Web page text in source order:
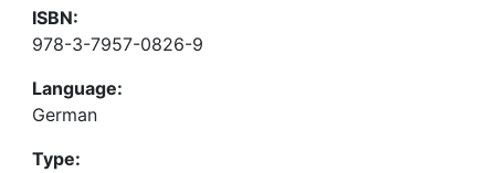
ISBN:
978-3-7957-0826-9
Language:
German
Type: